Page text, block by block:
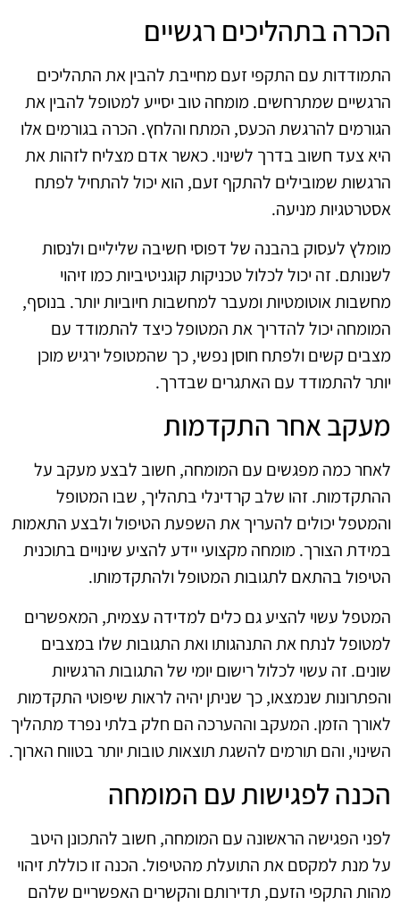
הכרה בתהליכים רגשיים
התמודדות עם התקפי זעם מחייבת להבין את התהליכים
הרגשיים שמתרחשים. מומחה טוב יסייע למטופל להבין את
הגורמים להרגשת הכעס, המתח והלחץ. הכרה בגורמים אלו
היא צעד חשוב בדרך לשינוי. כאשר אדם מצליח לזהות את
הרגשות שמובילים להתקף זעם, הוא יכול להתחיל לפתח
אסטרטגיות מניעה.
מומלץ לעסוק בהבנה של דפוסי חשיבה שליליים ולנסות
לשנותם. זה יכול לכלול טכניקות קוגניטיביות כמו זיהוי
מחשבות אוטומטיות ומעבר למחשבות חיוביות יותר. בנוסף,
המומחה יכול להדריך את המטופל כיצד להתמודד עם
מצבים קשים ולפתח חוסן נפשי, כך שהמטופל ירגיש מוכן
יותר להתמודד עם האתגרים שבדרך.
מעקב אחר התקדמות
לאחר כמה מפגשים עם המומחה, חשוב לבצע מעקב על
ההתקדמות. זהו שלב קרדינלי בתהליך, שבו המטופל
והמטפל יכולים להעריך את השפעת הטיפול ולבצע התאמות
במידת הצורך. מומחה מקצועי יידע להציע שינויים בתוכנית
הטיפול בהתאם לתגובות המטופל ולהתקדמותו.
המטפל עשוי להציע גם כלים למדידה עצמית, המאפשרים
למטופל לנתח את התנהגותו ואת התגובות שלו במצבים
שונים. זה עשוי לכלול רישום יומי של התגובות הרגשיות
והפתרונות שנמצאו, כך שניתן יהיה לראות שיפוטי התקדמות
לאורך הזמן. המעקב וההערכה הם חלק בלתי נפרד מתהליך
השינוי, והם תורמים להשגת תוצאות טובות יותר בטווח הארוך.
הכנה לפגישות עם המומחה
לפני הפגישה הראשונה עם המומחה, חשוב להתכונן היטב
על מנת למקסם את התועלת מהטיפול. הכנה זו כוללת זיהוי
מהות התקפי הזעם, תדירותם והקשרים האפשריים שלהם